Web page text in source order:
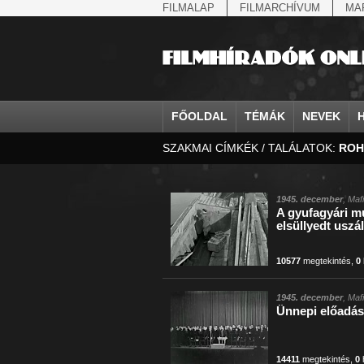
FILMALAP FILMARCHÍVUM
FŐOLDAL TÉMÁK NEVEK
agrárium
államfő
államosítás
Állatkert
állatvilág
amerikai
Anschluss
antant
antant
IV. Béla, magyar királ...
Aarons-Hughes, Ruth
Abe Nobuyuki
Aczél György
Aczél Ilona
Ádám Zoltán
Ady Endre
Agárdi Gábor
Ágotai Géza, dr.
Aarau
Abapuszta
Abony
Ácsteszér
Addisz-Abeba
Adony
Adua
Afrika
SZAKMAI CÍMKÉK / TALÁLATOK:
1945. december,
A gyufagyári
elsüllyedt
10577megtekintés 0
1945. december,
Ünnepi
14411 megtekintés 0